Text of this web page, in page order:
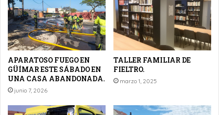
APARATOSO FUEGO EN
GÜÍMAR ESTE SÁBADO EN
UNA CASA ABANDONADA.
junio 7, 2026
TALLER FAMILIAR DE
FIELTRO.
marzo 1, 2025